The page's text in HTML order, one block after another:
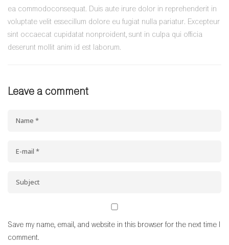
ea commodoconsequat. Duis aute irure dolor in reprehenderit in
voluptate velit essecillum dolore eu fugiat nulla pariatur. Excepteur
sint occaecat cupidatat nonproident, sunt in culpa qui officia
deserunt mollit anim id est laborum.
Leave a comment
Save my name, email, and website in this browser for the next time I
comment.